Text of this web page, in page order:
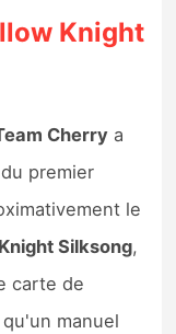
Knight
Cherry a
premier
le
Silksong,
carte de
manuel